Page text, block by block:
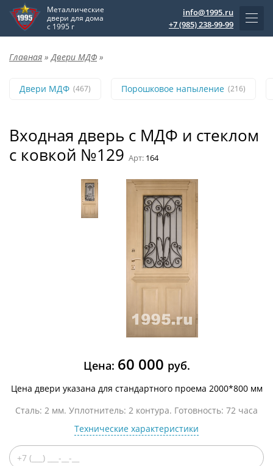
Металлические
двери для дома
с 1995 г
info@1995.ru
+7 (985) 238-99-99
Главная » Двери МДФ »
Двери МДФ (467) Порошковое напыление (216)
Входная дверь с МДФ и стеклом
с ковкой №129 Арт: 164
Цена: 60 000 руб.
Цена двери указана для стандартного проема 2000*800 мм
Сталь: 2 мм. Уплотнитель: 2 контура. Готовность: 72 часа
Технические характеристики